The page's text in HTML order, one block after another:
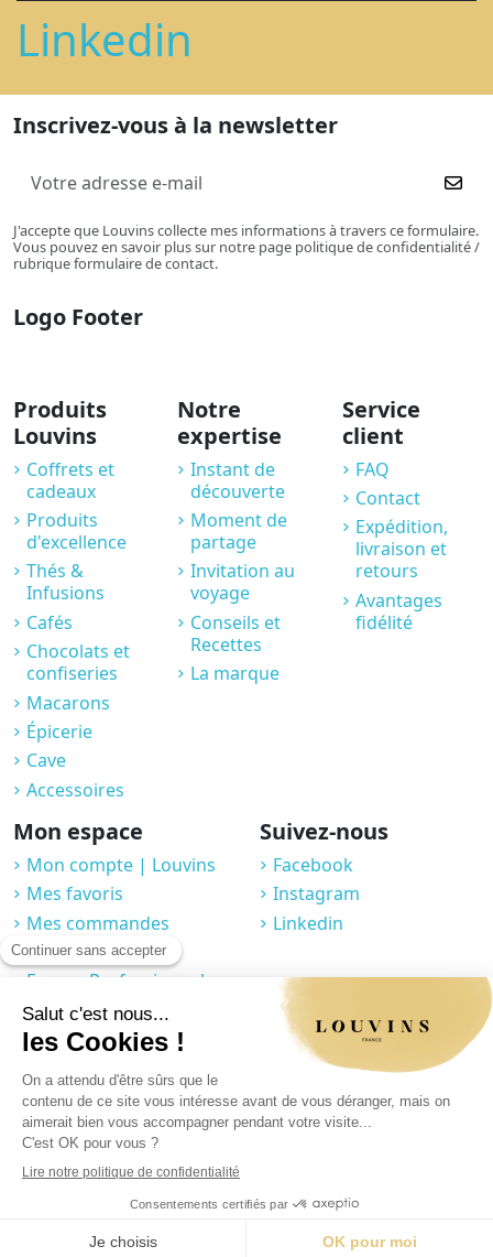
Linkedin
Inscrivez-vous à la newsletter
J'accepte que Louvins collecte mes informations à travers ce formulaire.
Vous pouvez en savoir plus sur notre page politique de confidentialité /
rubrique formulaire de contact.
Logo Footer
Produits
Louvins
Coffrets et
cadeaux
Produits
d'excellence
Thés &
Infusions
Cafés
Chocolats et
confiseries
Macarons
Épicerie
Cave
Accessoires
Notre
expertise
Instant de
découverte
Moment de
partage
Invitation au
voyage
Conseils et
Recettes
La marque
Service
client
FAQ
Contact
Expédition,
livraison et
retours
Avantages
fidélité
Mon espace
Mon compte | Louvins
Mes favoris
Mes commandes
Compte fidélité
Espace Professionnel
Suivez-nous
Facebook
Instagram
Linkedin
J'accepte que Louvins collecte mes informations à travers ce formulaire.
Vous pouvez en savoir plus sur notre page politique de confidentialité /
rubrique formulaire de contact.
© 2025 Louvins
Réalisé par Graphik Impact